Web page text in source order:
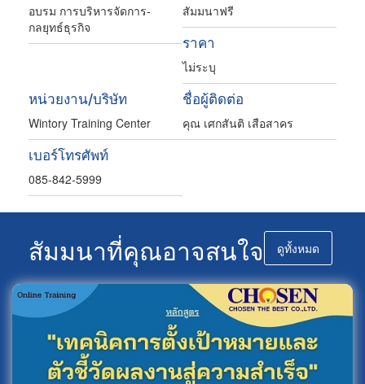
อบรม การบริหารจัดการ-
กลยุทธ์ธุรกิจ
สัมมนาฟรี
ราคา
ไม่ระบุ
หน่วยงาน/บริษัท
Wintory Training Center
ชื่อผู้ติดต่อ
คุณ เศกสันติ เสือสาคร
เบอร์โทรศัพท์
085-842-5999
สัมมนาที่คุณอาจสนใจ ดูทั้งหมด